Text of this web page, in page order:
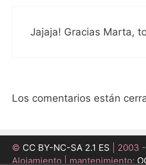
Jajaja! Gracias Marta,
Los comentarios están
© CC BY-NC-SA 2.1 ES | 2003
Alojamiento | mantenimiento: